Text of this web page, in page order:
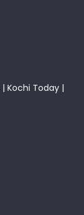
| Kochi Today |